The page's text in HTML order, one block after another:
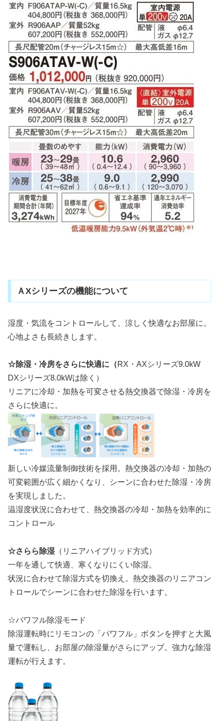
ＡXシリーズの機能について
湿度・気流をコントロールして、涼しく快適なお部屋に。
心地よさも長続きします。
☆除湿・冷房をさらに快適に（ RX・AXシリーズ9.0kW
DXシリーズ8.0kWは除く）
リニアに冷却・加熱を可変させる熱交換器で除湿・冷房を
さらに快適に。
新しい冷媒流量制御技術を採用。熱交換器の冷却・加熱の
可変範囲が広く細かくなり、シーンに合わせた除湿・冷房
を実現しました。
温湿度状況に合わせて、熱交換器の冷却・加熱を効率的に
コントロール
☆さらら除湿 （リニアハイブリッド方式）
一年を通して快適、寒くなりにくい除湿。
状況に合わせて除湿方式を切換え。熱交換器のリニアコン
トロールでシーンに合わせた除湿を行います。
☆パワフル除湿モード
除湿運転時にリモコンの「パワフル」ボタンを押すと大風
量で運転し、お部屋の除湿量がさらにアップ。強力な除湿
運転が行えます。